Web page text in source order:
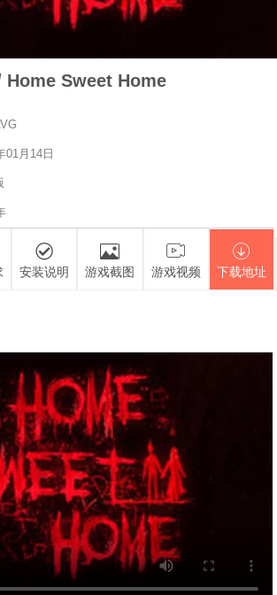
Home Sweet Home
01月14日
安装说明 游戏截图 游戏视频 下载地址